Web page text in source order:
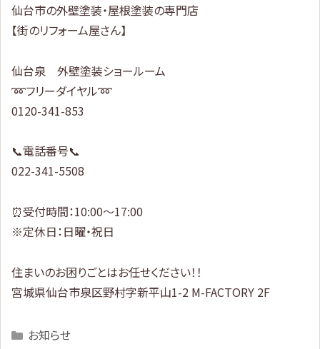
仙台市の外壁塗装・屋根塗装の専門店
【街のリフォーム屋さん】
仙台泉 外壁塗装ショールーム
➿フリーダイヤル➿
0120-341-853
📞電話番号📞
022-341-5508
⏰受付時間：10:00～17:00
※定休日：日曜・祝日
住まいのお困りごとはお任せください！！
宮城県仙台市泉区野村字新平山1-2 M-FACTORY 2F
Categories
お知らせ